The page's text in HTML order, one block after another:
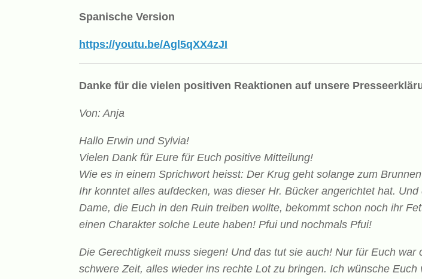
Spanische Version
https://youtu.be/Agl5qXX4zJI
Danke für die vielen positiven Reaktionen auf unsere
Von: Anja
Hallo Erwin und Sylvia!
Vielen Dank für Eure für Euch positive Mitteilung!
Wie es in einem Sprichwort heisst: Der Krug geht solange zum
Ihr konntet alles aufdecken, was dieser Hr. Bücker angerichtet hat. Und
Dame, die Euch in den Ruin treiben wollte, bekommt schon noch ihr
einen Charakter solche Leute haben! Pfui und nochmals Pfui!
Die Gerechtigkeit muss siegen! Und das tut sie auch! Nur für Euch war
schwere Zeit, alles wieder ins rechte Lot zu bringen. Ich wünsche Euch